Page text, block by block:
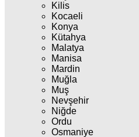
Kilis
Kocaeli
Konya
Kütahya
Malatya
Manisa
Mardin
Muğla
Muş
Nevşehir
Niğde
Ordu
Osmaniye